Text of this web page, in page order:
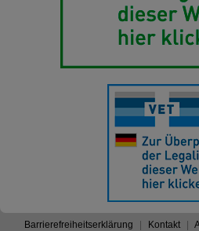
Barrierefreiheitserklärung Kontakt